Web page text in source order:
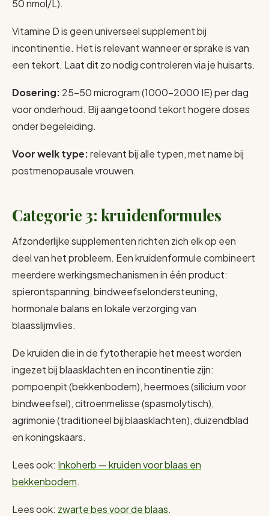
50 nmol/L).
Vitamine D is geen universeel supplement bij
incontinentie. Het is relevant wanneer er sprake is van
een tekort. Laat dit zo nodig controleren via je huisarts.
Dosering: 25-50 microgram (1000-2000 IE) per dag
voor onderhoud. Bij aangetoond tekort hogere doses
onder begeleiding.
Voor welk type:relevant bij alle typen, met name bij
postmenopausale vrouwen.
Categorie 3: kruidenformules
Afzonderlijke supplementen richten zich elk op een
deel van het probleem. Een kruidenformule combineert
meerdere werkingsmechanismen in één product:
spierontspanning, bindweefselondersteuning,
hormonale balans en lokale verzorging van
blaasslijmvlies.
De kruiden die in de fytotherapie het meest worden
ingezet bij blaasklachten en incontinentie zijn:
pompoenpit (bekkenbodem), heermoes (silicium voor
bindweefsel), citroenmelisse (spasmolytisch),
agrimonie (traditioneel bij blaasklachten), duizendblad
en koningskaars.
Lees ook: Inkoherb — kruiden voor blaas en
bekkenbodem.
Lees ook: zwarte bes voor de blaas.